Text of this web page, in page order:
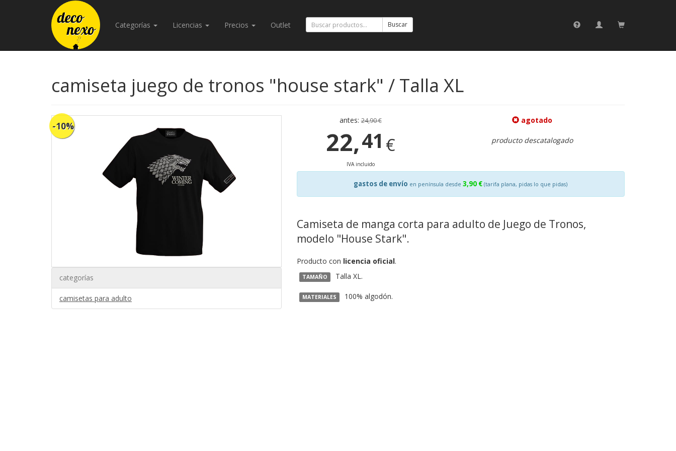
Categorías Licencias Precios Outlet Buscar
camiseta juego de tronos "house stark" / Talla XL
-10%
categorías
camisetas para adulto
antes:24,90 €
22,41 €
IVA incluido
agotado
producto descatalogado
gastos de envío en península desde 3,90 € (tarifa plana, pidas lo que pidas)
Camiseta de manga corta para adulto de Juego de Tronos,
modelo "House Stark".
Producto con licencia oficial.
TAMAÑO Talla XL.
MATERIALES 100% algodón.